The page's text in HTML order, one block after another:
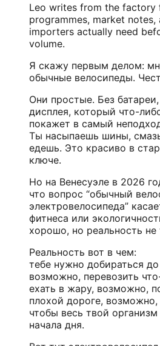
Leo writes from the
programmes, market notes,
importers actually need
volume.
Я скажу первым делом:
обычные велосипеды.
Они простые. Без
дисплея, который что-
покажет в самый
Ты насыпаешь шины,
едешь. Это красиво в
ключе.
Но на Венесуэле в 2026
что вопрос “обычный
электровелосипеда”
фитнеса или
хорошо, но реальность не
Реальность вот в чем:
тебе нужно добираться
возможно, перевозить
ехать в жару, возможно,
плохой дороге, возможно,
чтобы весь твой
начала дня.